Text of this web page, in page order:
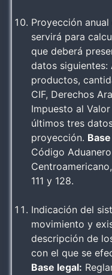
Proyección
servirá para
que deberá
datos siguientes:
productos,
CIF, Derechos
Impuesto al
últimos tres
proyección.
Código
111 y 128.
Indicación del
movimiento y
descripción de
con el que se
Base legal: